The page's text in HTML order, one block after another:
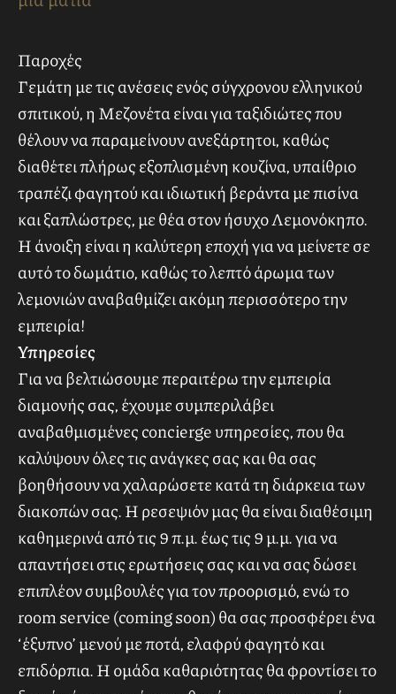
03
Παροχές & Υπηρεσίες δωματίου με
μια ματιά
Παροχές
Γεμάτη με τις ανέσεις ενός σύγχρονου ελληνικού
σπιτικού, η Μεζονέτα είναι για ταξιδιώτες που
θέλουν να παραμείνουν ανεξάρτητοι, καθώς
διαθέτει πλήρως εξοπλισμένη κουζίνα, υπαίθριο
τραπέζι φαγητού και ιδιωτική βεράντα με πισίνα
και ξαπλώστρες, με θέα στον ήσυχο Λεμονόκηπο.
Η άνοιξη είναι η καλύτερη εποχή για να μείνετε σε
αυτό το δωμάτιο, καθώς το λεπτό άρωμα των
λεμονιών αναβαθμίζει ακόμη περισσότερο την
εμπειρία!
Υπηρεσίες
Για να βελτιώσουμε περαιτέρω την εμπειρία
διαμονής σας, έχουμε συμπεριλάβει
αναβαθμισμένες concierge υπηρεσίες, που θα
καλύψουν όλες τις ανάγκες σας και θα σας
βοηθήσουν να χαλαρώσετε κατά τη διάρκεια των
διακοπών σας. Η ρεσεψιόν μας θα είναι διαθέσιμη
καθημερινά από τις 9 π.μ. έως τις 9 μ.μ. για να
απαντήσει στις ερωτήσεις σας και να σας δώσει